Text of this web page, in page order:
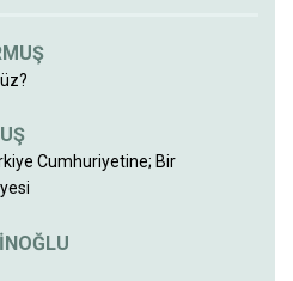
Cumhuriyetine; Bir